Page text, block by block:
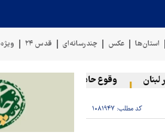
استان‌ها عکس چندرسانه‌ای قدس ۲۴
وقوع حادثه دریایی در سواحل عمان
کد مطلب: ۱۰۸۱۹۴۷